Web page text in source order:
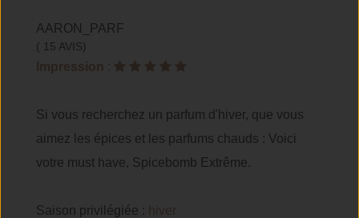
AARON_PARF
( 15 AVIS)
Impression :
Si vous recherchez un parfum d'hiver, que vous
aimez les épices et les parfums chauds : Voici
votre must have, Spicebomb Extrême.
Saison privilégiée : hiver